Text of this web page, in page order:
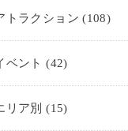
トラクション(108)
ベント(42)
リア別(15)